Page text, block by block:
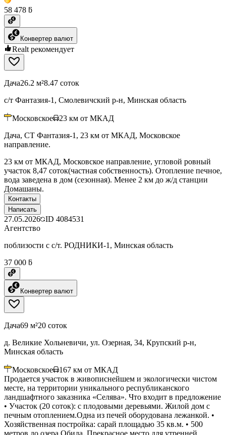
58 478 ƃ
Конвертер валют
Realt рекомендует
Дача26.2 м²8.47 соток
с/т Фантазия-1, Смолевичский р-н, Минская область
Московское 23 км от МКАД
Дача, СТ Фантазия-1, 23 км от МКАД, Московское
направление.
23 км от МКАД, Московское направление, угловой ровный
участок 8,47 соток(частная собственность). Отопление печное,
вода заведена в дом (сезонная). Менее 2 км до ж/д станции
Домашаны.
Контакты
Написать
27.05.2026 ID 4084531
Агентство
поблизости с с/т. РОДНИКИ-1, Минская область
37 000 ƃ
Конвертер валют
Дача69 м²20 соток
д. Великие Хольневичи, ул. Озерная, 34, Крупский р-н,
Минская область
Московское 167 км от МКАД
Продается участок в живописнейшем и экологически чистом
месте, на территории уникального республиканского
ландшафтного заказника «Селява». Что входит в предложение
• Участок (20 соток): с плодовыми деревьями. Жилой дом с
печным отоплением.Одна из печей оборудована лежанкой. •
Хозяйственная постройка: сарай площадью 35 кв.м. • 500
метров до озера Обида. Прекрасное место для утренней